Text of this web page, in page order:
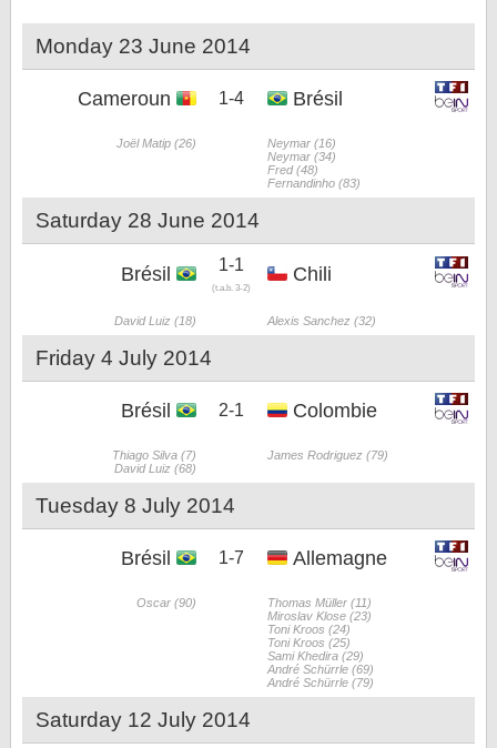
Monday 23 June 2014
Cameroun 1-4 Brésil
Joël Matip (26)
Neymar (16)
Neymar (34)
Fred (48)
Fernandinho (83)
Saturday 28 June 2014
Brésil 1-1
(t.a.b. 3-2)
Chili
David Luiz (18) Alexis Sanchez (32)
Friday 4 July 2014
Brésil 2-1 Colombie
Thiago Silva (7)
David Luiz (68)
James Rodriguez (79)
Tuesday 8 July 2014
Brésil 1-7 Allemagne
Oscar (90)
Thomas Müller (11)
Miroslav Klose (23)
Toni Kroos (24)
Toni Kroos (25)
Sami Khedira (29)
André Schürrle (69)
André Schürrle (79)
Saturday 12 July 2014